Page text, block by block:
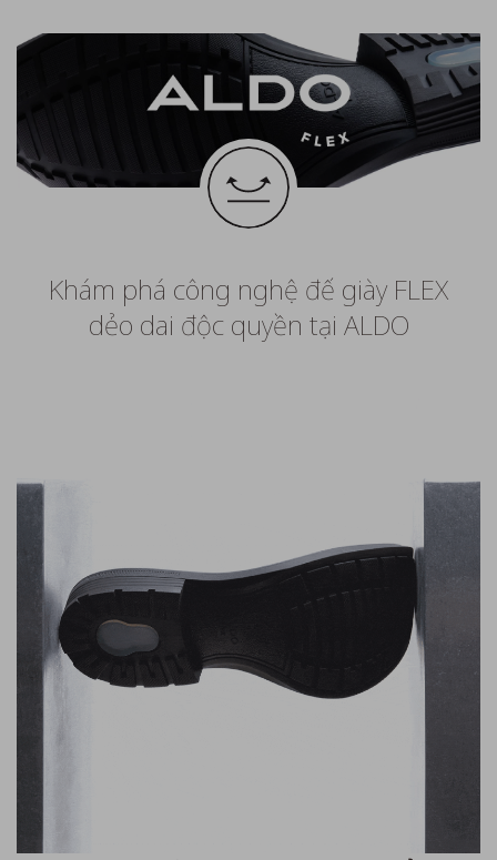
Khám phá công nghệ đế giày FLEX
dẻo dai độc quyền tại ALDO